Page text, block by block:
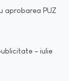
aprobarea PUZ
– iulie